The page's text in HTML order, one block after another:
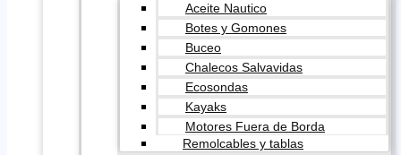
Aceite Nautico
Botes y Gomones
Buceo
Chalecos Salvavidas
Ecosondas
Kayaks
Motores Fuera de Borda
Remolcables y tablas